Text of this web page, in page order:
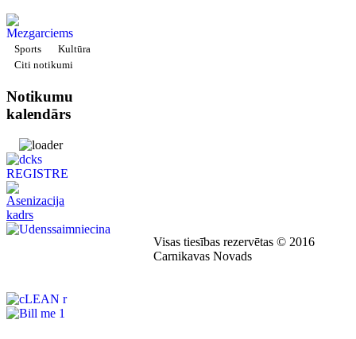
Sports
Kultūra
Citi notikumi
Notikumu
kalendārs
Visas tiesības rezervētas © 2016
Carnikavas Novads